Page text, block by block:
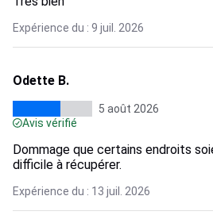
Expérience du : 9 juil. 2026
Odette B.
5 août 2026
Avis vérifié
Dommage que certains endroits
difficile à récupérer.
Expérience du : 13 juil. 2026